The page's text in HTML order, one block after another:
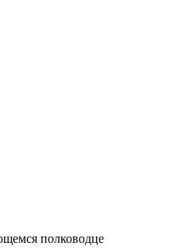
полководце